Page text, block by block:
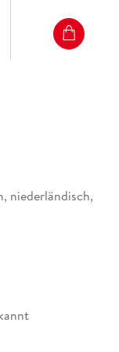
niederländisch,